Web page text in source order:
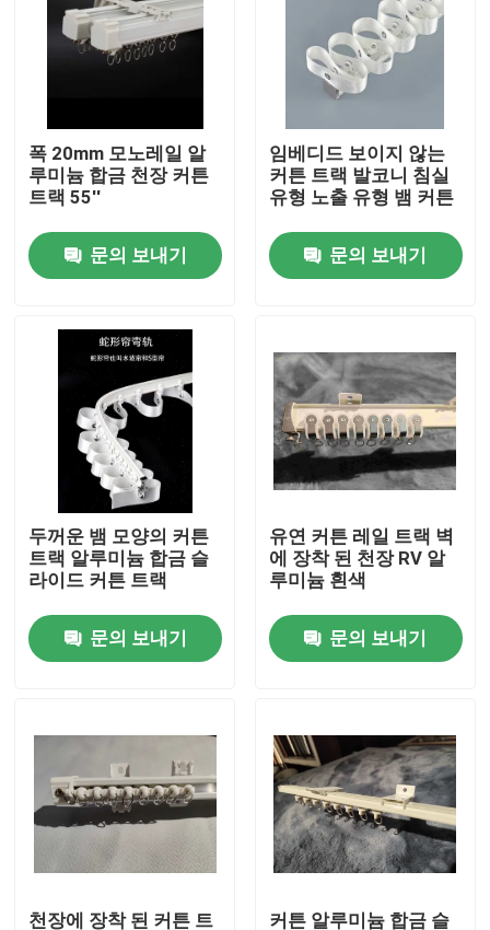
우리에 대하여
공장 여행
품질 관리
인용문을 요구하세요
사용 된 패션 의류
초등 아동복
폭 20mm 모노레일 알
루미늄 합금 천장 커튼
트랙 55''
문의 보내기
임베디드 보이지 않는
커튼 트랙 발코니 침실
유형 노출 유형 뱀 커튼
문의 보내기
두꺼운 뱀 모양의 커튼
트랙 알루미늄 합금 슬
라이드 커튼 트랙
문의 보내기
유연 커튼 레일 트랙 벽
에 장착 된 천장 RV 알
루미늄 흰색
문의 보내기
천장에 장착 된 커튼 트 커튼 알루미늄 합금 슬